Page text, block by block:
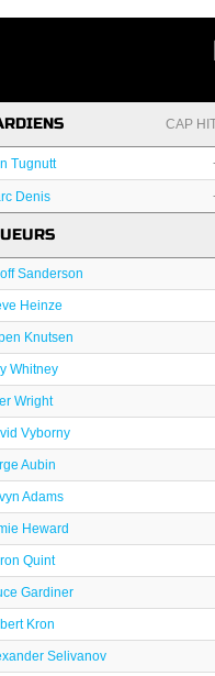
CAP
Tugnutt
Denis
Sanderson
Heinze
Knutsen
Whitney
Wright
Vyborny
Aubin
Adams
Heward
Quint
Gardiner
Kron
Selivanov